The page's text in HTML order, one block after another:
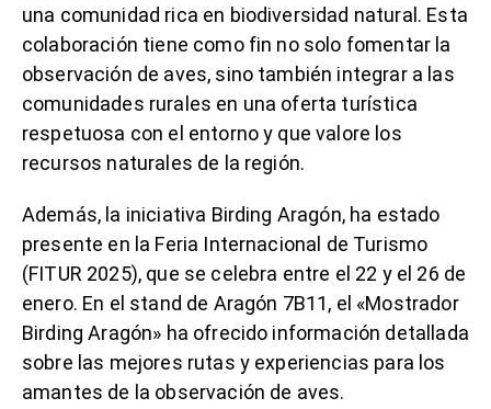
una comunidad rica en biodiversidad natural. Esta
colaboración tiene como fin no solo fomentar la
observación de aves, sino también integrar a las
comunidades rurales en una oferta turística
respetuosa con el entorno y que valore los
recursos naturales de la región.
Además, la iniciativa Birding Aragón, ha estado
presente en la Feria Internacional de Turismo
(FITUR 2025), que se celebra entre el 22 y el 26 de
enero. En el stand de Aragón 7B11, el «Mostrador
Birding Aragón» ha ofrecido información detallada
sobre las mejores rutas y experiencias para los
amantes de la observación de aves.